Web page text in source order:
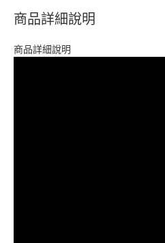
商品詳細說明
商品詳細說明